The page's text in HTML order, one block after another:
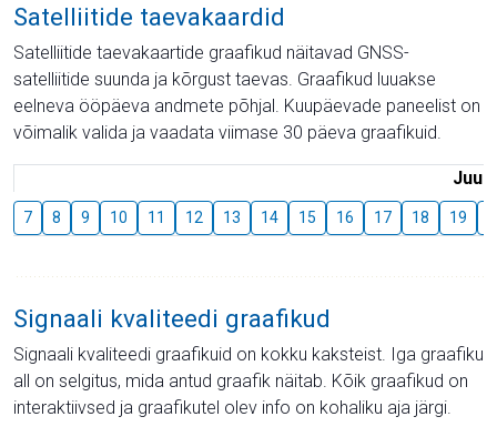
Satelliitide taevakaardid
Satelliitide taevakaartide graafikud näitavad GNSS-
satelliitide suunda ja kõrgust taevas. Graafikud luuakse
eelneva ööpäeva andmete põhjal. Kuupäevade paneelist on
võimalik valida ja vaadata viimase 30 päeva graafikuid.
Juuli
7 8 9 10 11 12 13 14 15 16 17 18 19
Signaali kvaliteedi graafikud
Signaali kvaliteedi graafikuid on kokku kaksteist. Iga graafiku
all on selgitus, mida antud graafik näitab. Kõik graafikud on
interaktiivsed ja graafikutel olev info on kohaliku aja järgi.